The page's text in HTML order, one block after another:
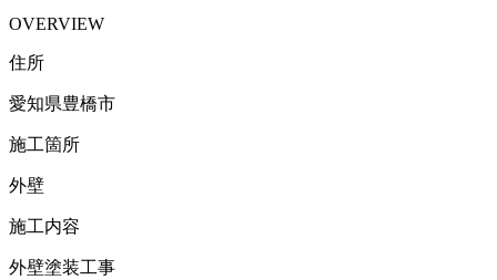
OVERVIEW
住所
愛知県豊橋市
施工箇所
外壁
施工内容
外壁塗装工事